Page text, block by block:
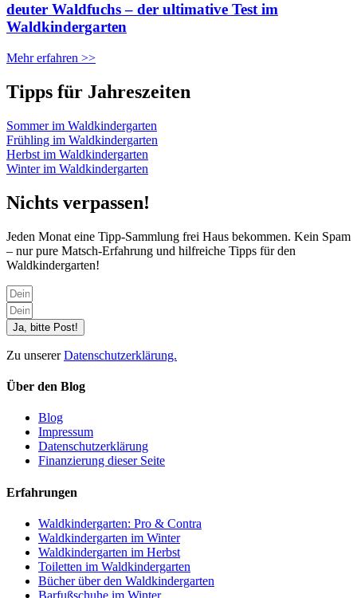
deuter Waldfuchs – der ultimative Test im
Waldkindergarten
Mehr erfahren >>
Tipps für Jahreszeiten
Sommer im Waldkindergarten
Frühling im Waldkindergarten
Herbst im Waldkindergarten
Winter im Waldkindergarten
Nichts verpassen!
Jeden Monat eine Tipp-Sammlung frei Haus bekommen. Kein Spam
– nur pure Matsch-Erfahrung und hilfreiche Tipps für den
Waldkindergarten!
Ja, bitte Post!
Zu unsererDatenschutzerklärung.
Über den Blog
Blog
Impressum
Datenschutzerklärung
Finanzierung dieser Seite
Erfahrungen
Waldkindergarten: Pro & Contra
Waldkindergarten im Winter
Waldkindergarten im Herbst
Toiletten im Waldkindergarten
Bücher über den Waldkindergarten
Barfußschuhe im Winter